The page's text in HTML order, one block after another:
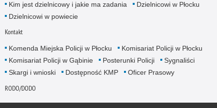
Kim jest dzielnicowy i jakie ma zadania
Dzielnicowi w Płocku
Dzielnicowi w powiecie
Kontakt
Komenda Miejska Policji w Płocku
Komisariat Policji w Płocku
Komisariat Policji w Gąbinie
Posterunki Policji
Sygnaliści
Skargi i wnioski
Dostępność KMP Oficer Prasowy
RODO/DODO